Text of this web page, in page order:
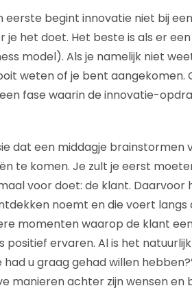
eerste begint innovatie niet bij
je het doet. Het beste is als er
model). Als je namelijk niet
weten of je bent
fase waarin de innovatie-
dat een middagje brainstormen
te komen. Je zult je eerst
voor doet: de klant. Daarvoor
noemt en die voert
momenten waarop de klant
positief ervaren. Al is het
had u graag gehad willen
manieren achter zijn wensen